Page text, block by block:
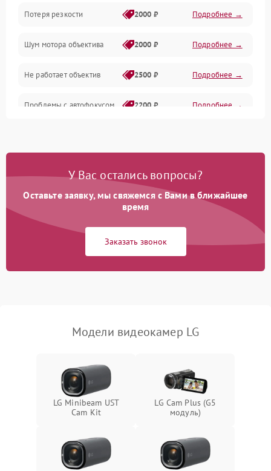
Аудио
Потеря резкости 2000 ₽ Подробнее →
Шум мотора объектива 2000 ₽ Подробнее →
Не работает объектив 2500 ₽ Подробнее →
Проблемы с автофокусом 2200 ₽ Подробнее →
Плохое качество
2500 ₽ Подробнее →
Не работает зум Подробнее →
Не работает стабилизация
У Вас остались вопросы?
Оставьте заявку, мы свяжемся с Вами в ближайшее
время
Заказать звонок
Модели видеокамер LG
LG Minibeam UST
Cam Kit
LG Cam Plus (G5
модуль)